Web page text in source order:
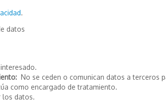
.
datos
No se ceden o comunican datos a terceros
como encargado de tratamiento.
los datos.